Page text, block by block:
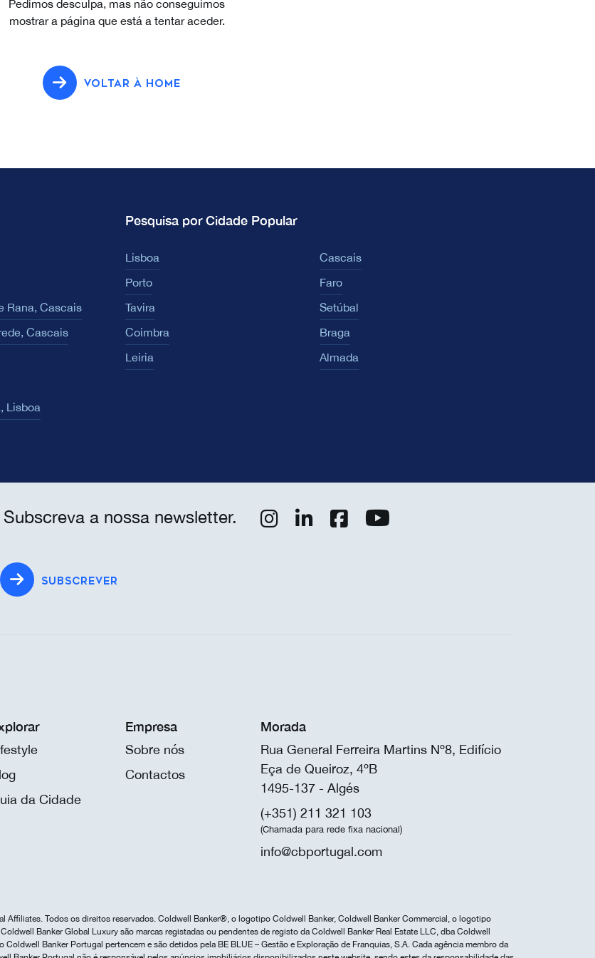
Pedimos desculpa, mas não conseguimos
mostrar a página que está a tentar aceder.
VOLTAR À HOME
Rana, Cascais
Cascais
Lisboa
Pesquisa por Cidade Popular
Lisboa
Cascais
Porto
Faro
Tavira
Setúbal
Coimbra
Braga
Leiria
Almada
a nossa newsletter.
SUBSCREVER
da Cidade
Empresa
Sobre nós
Contactos
Morada
Rua General Ferreira Martins Nº8, Edifício
Eça de Queiroz, 4ºB
1495-137 - Algés
(+351) 211 321 103
(Chamada para rede fixa nacional)
info@cbportugal.com
Affiliates. Todos os direitos reservados. Coldwell Banker®, o logotipo Coldwell Banker, Coldwell Banker Commercial, o logotipo
Banker Global Luxury são marcas registadas ou pendentes de registo da Coldwell Banker Real Estate LLC, dba Coldwell
Banker Portugal pertencem e são detidos pela BE BLUE – Gestão e Exploração de Franquias, S.A. Cada agência membro da